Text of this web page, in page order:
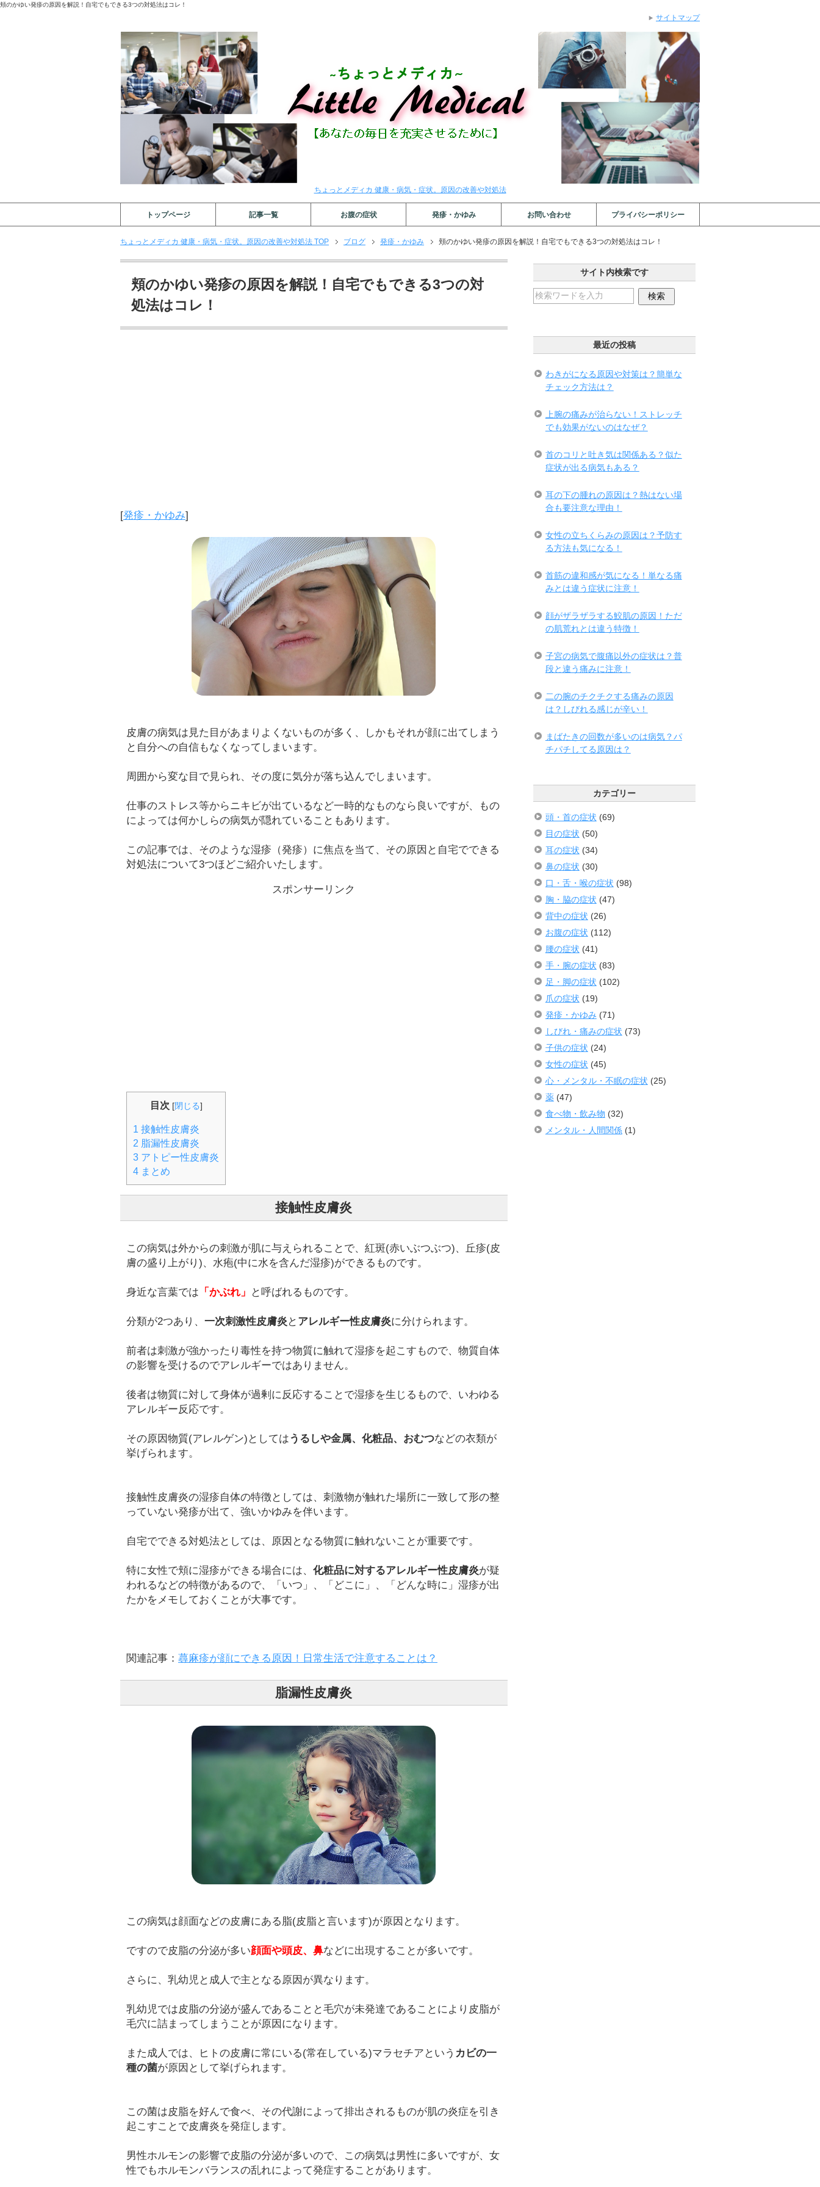
頬のかゆい発疹の原因を解説！自宅でもできる3つの対処法はコレ！
ちょっとメディカ 健康・病気・症状。原因の改善や対処法
トップページ 記事一覧 お腹の症状 発疹・かゆみ お問い合わせ プライバシーポリシー
ちょっとメディカ 健康・病気・症状。原因の改善や対処法 TOP ブログ 発疹・かゆみ 頬のかゆい発疹の原因を解説！自宅でもできる3つの対処法はコレ！
頬のかゆい発疹の原因を解説！自宅でもできる3つの対
処法はコレ！
[発疹・かゆみ]
皮膚の病気は見た目があまりよくないものが多く、しかもそれが顔に出てしまう
と自分への自信もなくなってしまいます。
周囲から変な目で見られ、その度に気分が落ち込んでしまいます。
仕事のストレス等からニキビが出ているなど一時的なものなら良いですが、もの
によっては何かしらの病気が隠れていることもあります。
この記事では、そのような湿疹（発疹）に焦点を当て、その原因と自宅でできる
対処法について3つほどご紹介いたします。
スポンサーリンク
目次 [閉じる]
1 接触性皮膚炎
2 脂漏性皮膚炎
3 アトピー性皮膚炎
4 まとめ
接触性皮膚炎
この病気は外からの刺激が肌に与えられることで、紅斑(赤いぶつぶつ)、丘疹(皮
膚の盛り上がり)、水疱(中に水を含んだ湿疹)ができるものです。
身近な言葉では 「かぶれ」 と呼ばれるものです。
分類が2つあり、 一次刺激性皮膚炎 と アレルギー性皮膚炎に分けられます。
前者は刺激が強かったり毒性を持つ物質に触れて湿疹を起こすもので、物質自体
の影響を受けるのでアレルギーではありません。
後者は物質に対して身体が過剰に反応することで湿疹を生じるもので、いわゆる
アレルギー反応です。
その原因物質(アレルゲン)としては うるしや金属、化粧品、おむつなどの衣類が
挙げられます。
接触性皮膚炎の湿疹自体の特徴としては、刺激物が触れた場所に一致して形の整
っていない発疹が出て、強いかゆみを伴います。
自宅でできる対処法としては、原因となる物質に触れないことが重要です。
特に女性で頬に湿疹ができる場合には、 化粧品に対するアレルギー性皮膚炎が疑
われるなどの特徴があるので、「いつ」、「どこに」、「どんな時に」湿疹が出
たかをメモしておくことが大事です。
関連記事： 蕁麻疹が顔にできる原因！日常生活で注意することは？
脂漏性皮膚炎
この病気は顔面などの皮膚にある脂(皮脂と言います)が原因となります。
ですので皮脂の分泌が多い顔面や頭皮、鼻などに出現することが多いです。
さらに、乳幼児と成人で主となる原因が異なります。
乳幼児では皮脂の分泌が盛んであることと毛穴が未発達であることにより皮脂が
毛穴に詰まってしまうことが原因になります。
また成人では、ヒトの皮膚に常にいる(常在している)マラセチアという カビの一
種の菌が原因として挙げられます。
この菌は皮脂を好んで食べ、その代謝によって排出されるものが肌の炎症を引き
起こすことで皮膚炎を発症します。
男性ホルモンの影響で皮脂の分泌が多いので、この病気は男性に多いですが、女
性でもホルモンバランスの乱れによって発症することがあります。
サイト内検索です
最近の投稿
わきがになる原因や対策は？簡単な
チェック方法は？
上腕の痛みが治らない！ストレッチ
でも効果がないのはなぜ？
首のコリと吐き気は関係ある？似た
症状が出る病気もある？
耳の下の腫れの原因は？熱はない場
合も要注意な理由！
女性の立ちくらみの原因は？予防す
る方法も気になる！
首筋の違和感が気になる！単なる痛
みとは違う症状に注意！
顔がザラザラする鮫肌の原因！ただ
の肌荒れとは違う特徴！
子宮の病気で腹痛以外の症状は？普
段と違う痛みに注意！
二の腕のチクチクする痛みの原因
は？しびれる感じが辛い！
まばたきの回数が多いのは病気？パ
チパチしてる原因は？
カテゴリー
頭・首の症状 (69)
目の症状 (50)
耳の症状 (34)
鼻の症状 (30)
口・舌・喉の症状 (98)
胸・脇の症状 (47)
背中の症状 (26)
お腹の症状 (112)
腰の症状 (41)
手・腕の症状 (83)
足・脚の症状 (102)
爪の症状 (19)
発疹・かゆみ (71)
しびれ・痛みの症状 (73)
子供の症状 (24)
女性の症状 (45)
心・メンタル・不眠の症状 (25)
薬(47)
食べ物・飲み物 (32)
メンタル・人間関係(1)
サイトマップ